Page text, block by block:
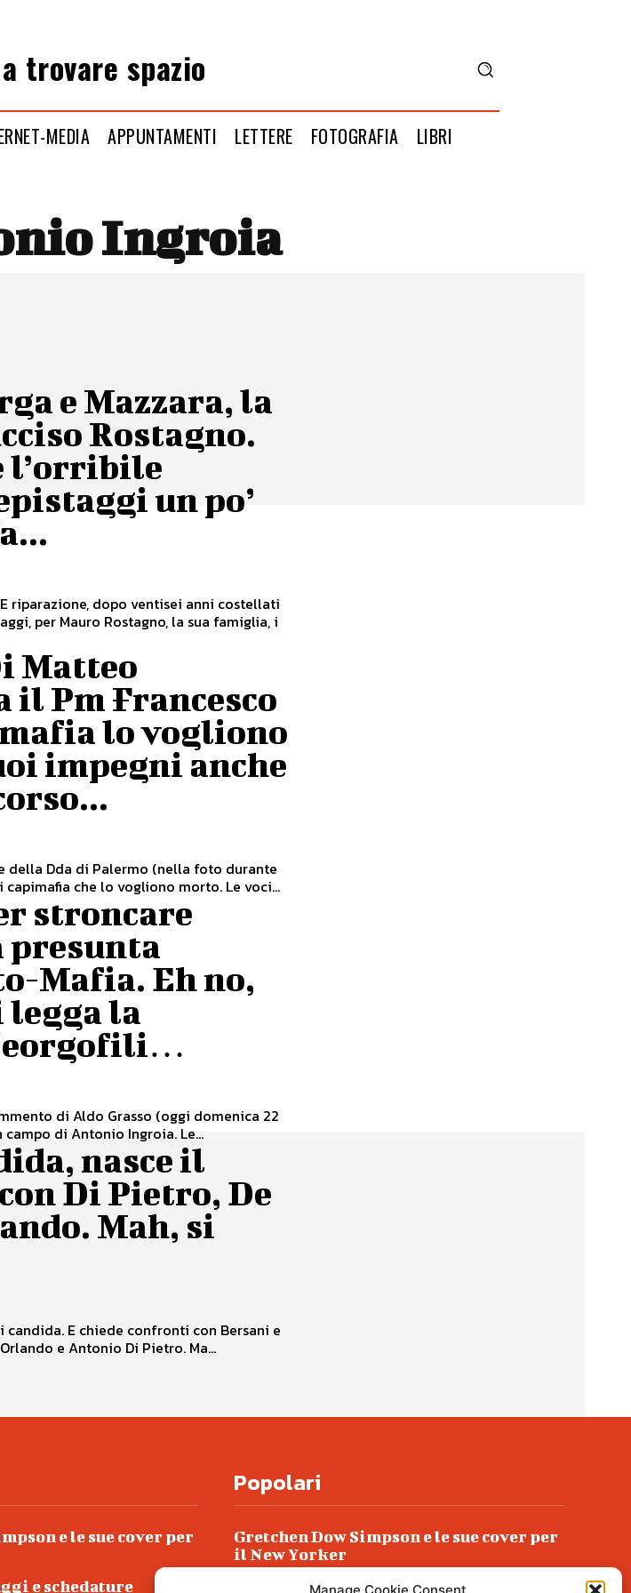
trovare spazio
MEDIA APPUNTAMENTI LETTERE FOTOGRAFIA LIBRI
Ingroia
e Mazzara, la
Rostagno.
l’orribile
un po’
riparazione, dopo ventisei anni costellati
per Mauro Rostagno, la sua famiglia, i
Matteo
il Pm Francesco
lo vogliono
impegni anche
della Dda di Palermo (nella foto durante
che lo vogliono morto. Le voci...
stroncare
presunta
Mafia. Eh no,
legga la
di Aldo Grasso (oggi domenica 22
di Antonio Ingroia. Le...
nasce il
Di Pietro, De
Mah, si
E chiede confronti con Bersani e
e Antonio Di Pietro. Ma...
e le sue cover per
e schedature
Popolari
Gretchen Dow Simpson e le sue cover per
il New Yorker
Ancora dossieraggi e schedature